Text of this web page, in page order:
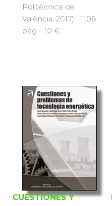
Politècnica de
València, 2017) · 1106
pàg. · 10 €
CUESTIONES Y